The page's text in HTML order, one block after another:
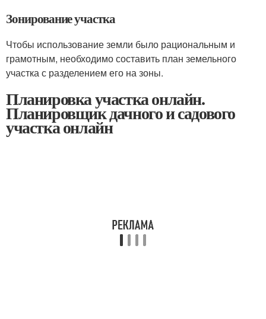
Зонирование участка
Чтобы использование земли было рациональным и
грамотным, необходимо составить план земельного
участка с разделением его на зоны.
Планировка участка онлайн.
Планировщик дачного и садового
участка онлайн